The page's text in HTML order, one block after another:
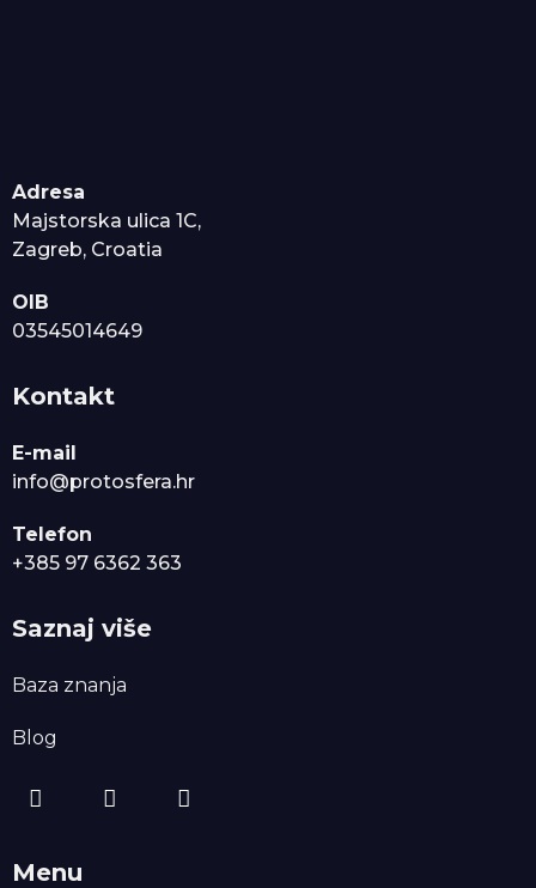
Adresa
Majstorska ulica 1C,
Zagreb, Croatia
OIB
03545014649
Kontakt
E-mail
info@protosfera.hr
Telefon
+385 97 6362 363
Saznaj više
Baza znanja
Blog
Menu